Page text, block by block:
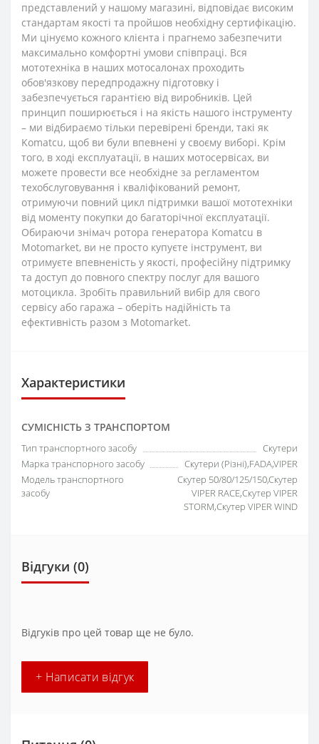
представлений у нашому магазині, відповідає високим
стандартам якості та пройшов необхідну сертифікацію.
Ми цінуємо кожного клієнта і прагнемо забезпечити
максимально комфортні умови співпраці. Вся
мототехніка в наших мотосалонах проходить
обов'язкову передпродажну підготовку і
забезпечується гарантією від виробників. Цей
принцип поширюється і на якість нашого інструменту
– ми відбираємо тільки перевірені бренди, такі як
Komatcu, щоб ви були впевнені у своєму виборі. Крім
того, в ході експлуатації, в наших мотосервісах, ви
можете провести все необхідне за регламентом
техобслуговування і кваліфікований ремонт,
отримуючи повний цикл підтримки вашої мототехніки
від моменту покупки до багаторічної експлуатації.
Обираючи знімач ротора генератора Komatcu в
Motomarket, ви не просто купуєте інструмент, ви
отримуєте впевненість у якості, професійну підтримку
та доступ до повного спектру послуг для вашого
мотоцикла. Зробіть правильний вибір для свого
сервісу або гаража – оберіть надійність та
ефективність разом з Motomarket.
Характеристики
СУМІСНІСТЬ З ТРАНСПОРТОМ
Тип транспортного засобу
Скутери
Марка транспорного засобу
Скутери (Різні),FADA,VIPER
Модель транспортного
засобу
Скутер 50/80/125/150,Скутер
VIPER RACE,Скутер VIPER
STORM,Скутер VIPER WIND
Відгуки (0)
Відгуків про цей товар ще не було.
+ Написати відгук